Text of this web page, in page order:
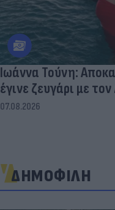
Ιωάννα Τούνη:
έγινε ζευγάρι με
07.08.2026
ΔΗΜΟΦΙΛΗ